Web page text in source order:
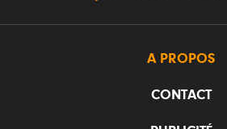
A PROPOS
CONTACT